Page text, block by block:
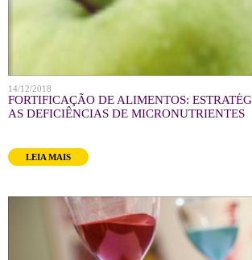
14/12/2018
FORTIFICAÇÃO DE ALIMENTOS:
AS DEFICIÊNCIAS DE MICRONUTRIENTES
LEIA MAIS